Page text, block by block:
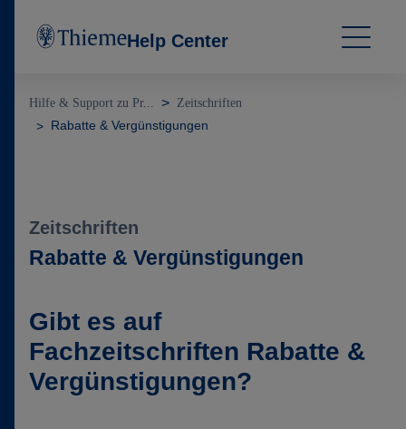
Help Center
Hilfe & Support zu Pr... Zeitschriften
Rabatte & Vergünstigungen
Zeitschriften
Rabatte & Vergünstigungen
Gibt es auf
Fachzeitschriften Rabatte &
Vergünstigungen?